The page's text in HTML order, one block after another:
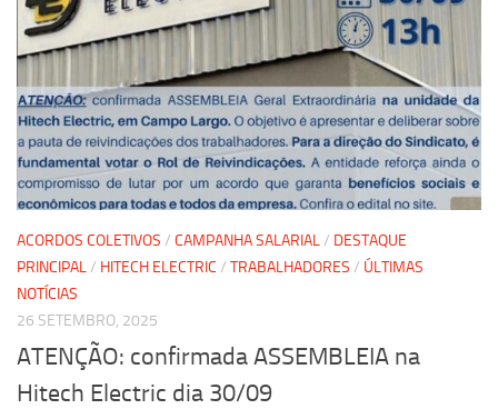
ACORDOS COLETIVOS / CAMPANHA SALARIAL/ DESTAQUE
PRINCIPAL/ HITECH ELECTRIC / TRABALHADORES / ÚLTIMAS
NOTÍCIAS
26 SETEMBRO, 2025
ATENÇÃO: confirmada ASSEMBLEIA na
Hitech Electric dia 30/09